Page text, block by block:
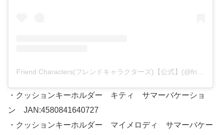
・クッションキーホルダー キティ サマーバケーショ
ン JAN:4580841640727
・クッションキーホルダー マイメロディ サマーバケー